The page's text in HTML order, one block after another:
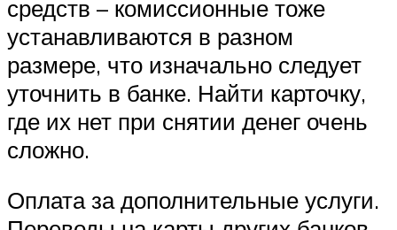
средств – комиссионные тоже
устанавливаются в разном
размере, что изначально следует
уточнить в банке. Найти карточку,
где их нет при снятии денег очень
сложно.
Оплата за дополнительные услуги.